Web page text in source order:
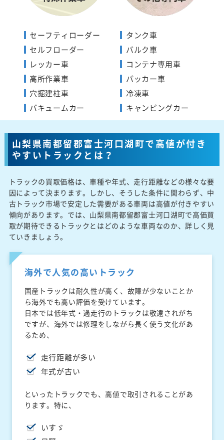
セーフティローダー
セルフローダー
レッカー車
高所作業車
穴掘建柱車
バキュームカー
タンク車
バルク車
コンテナ専用車
パッカー車
冷凍車
キャンピングカー
山梨県南都留郡富士河口湖町で高値が付き
やすいトラックとは？
トラックの買取価格は、車種や年式、走行距離などの様々な要
因によって決まります。しかし、そうした条件に関わらず、中
古トラック市場で安定した需要がある車両は高値が付きやすい
傾向があります。では、山梨県南都留郡富士河口湖町で高価買
取が期待できるトラックとはどのような車両なのか、詳しく見
ていきましょう。
海外で人気の高いトラック
国産トラックは耐久性が高く、故障が少ないことか
ら海外でも高い評価を受けています。
日本では低年式・過走行のトラックは敬遠されがち
ですが、海外では修理をしながら長く使う文化があ
るため、
走行距離が多い
年式が古い
といったトラックでも、高値で取引されることがあ
ります。特に、
いすゞ